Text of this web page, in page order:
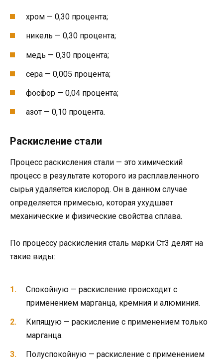
хром — 0,30 процента;
никель — 0,30 процента;
медь — 0,30 процента;
сера — 0,005 процента;
фосфор — 0,04 процента;
азот — 0,10 процента.
Раскисление стали
Процесс раскисления стали — это химический
процесс в результате которого из расплавленного
сырья удаляется кислород. Он в данном случае
определяется примесью, которая ухудшает
механические и физические свойства сплава.
По процессу раскисления сталь марки Ст3 делят на
такие виды:
Спокойную — раскисление происходит с
применением марганца, кремния и алюминия.
Кипящую — раскисление с применением только
марганца.
Полуспокойную — раскисление с применением